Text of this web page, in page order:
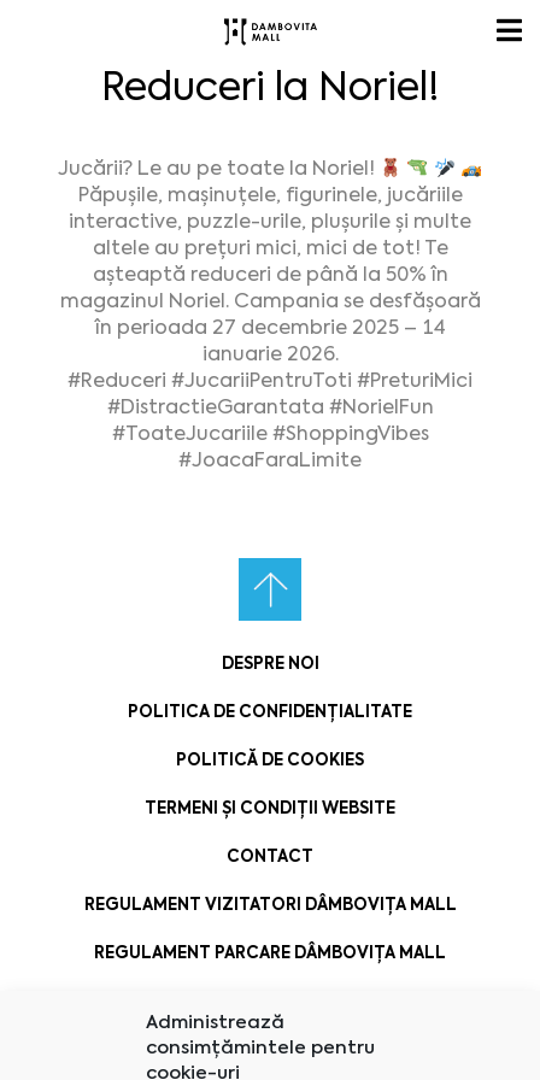
Administrează
consimțămintele pentru
cookie-uri
Reduceri la Noriel!
Jucării? Le au pe toate la Noriel!
Păpușile, mașinuțele, figurinele, jucăriile
interactive, puzzle-urile, plușurile și multe
altele au prețuri mici, mici de tot! Te
așteaptă reduceri de până la 50% în
magazinul Noriel. Campania se desfășoară
în perioada 27 decembrie 2025 – 14
ianuarie 2026.
#Reduceri #JucariiPentruToti #PreturiMici
#DistractieGarantata #NorielFun
#ToateJucariile #ShoppingVibes
#JoacaFaraLimite
DESPRE NOI
POLITICA DE CONFIDENȚIALITATE
POLITICĂ DE COOKIES
TERMENI ȘI CONDIȚII WEBSITE
CONTACT
REGULAMENT VIZITATORI DÂMBOVIȚA MALL
REGULAMENT PARCARE DÂMBOVIȚA MALL